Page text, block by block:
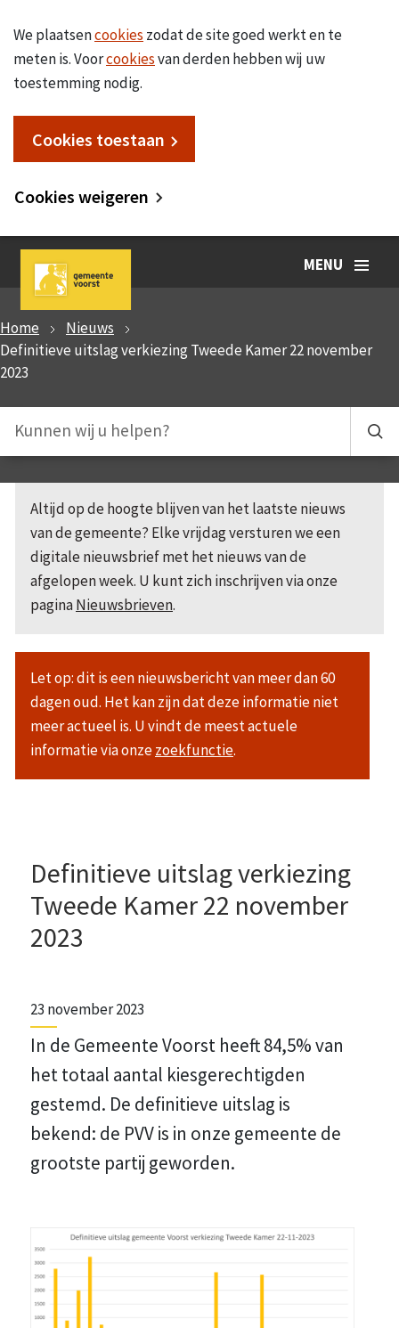
We plaatsencookies zodat de site goed werkt en te
meten is. Voorcookiesvan derden hebben wij uw
toestemming nodig.
Cookies toestaan
Cookies weigeren
MENU
Home
Nieuws
Definitieve uitslag verkiezing Tweede Kamer 22 november
2023
Altijd op de hoogte blijven van het laatste nieuws
van de gemeente? Elke vrijdag versturen we een
digitale nieuwsbrief met het nieuws van de
afgelopen week. U kunt zich inschrijven via onze
paginaNieuwsbrieven.
Let op: dit is een nieuwsbericht van meer dan 60
dagen oud. Het kan zijn dat deze informatie niet
meer actueel is. U vindt de meest actuele
informatie via onzezoekfunctie.
Definitieve uitslag verkiezing
Tweede Kamer 22 november
2023
23 november 2023
In de Gemeente Voorst heeft 84,5% van
het totaal aantal kiesgerechtigden
gestemd. De definitieve uitslag is
bekend: de PVV is in onze gemeente de
grootste partij geworden.